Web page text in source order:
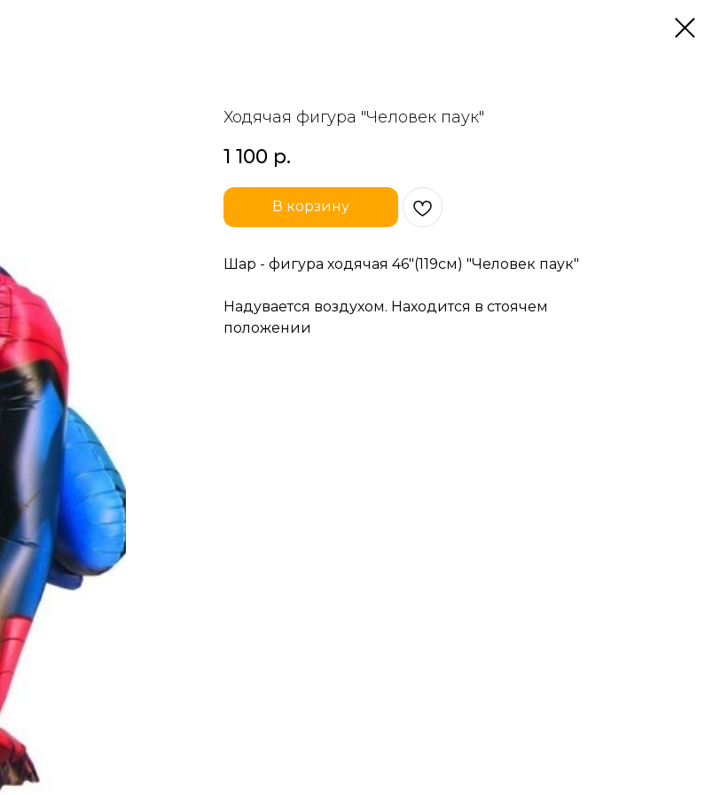
Ходячая фигура "Человек паук"
1 100 р.
В корзину
Шар - фигура ходячая 46"(119см) "Человек паук"
Надувается воздухом. Находится в стоячем
положении